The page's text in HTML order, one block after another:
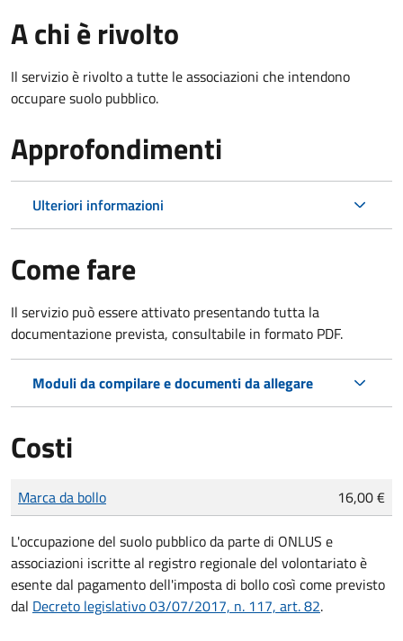
A chi è rivolto
Il servizio è rivolto a tutte le associazioni che intendono
occupare suolo pubblico.
Approfondimenti
Ulteriori informazioni
Come fare
Il servizio può essere attivato presentando tutta la
documentazione prevista, consultabile in formato PDF.
Moduli da compilare e documenti da allegare
Costi
Tipo di pagamento
Importo
Marca da bollo 16,00 €
L'occupazione del suolo pubblico da parte di ONLUS e
associazioni iscritte al registro regionale del volontariato è
esente dal pagamento dell'imposta di bollo così come previsto
dal Decreto legislativo 03/07/2017, n. 117, art. 82.